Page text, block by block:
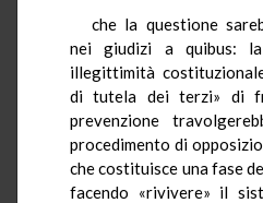
che la questione
nei giudizi a quibus:
illegittimità
di tutela dei terzi» di
prevenzione
procedimento di
che costituisce una fase
facendo «rivivere» il